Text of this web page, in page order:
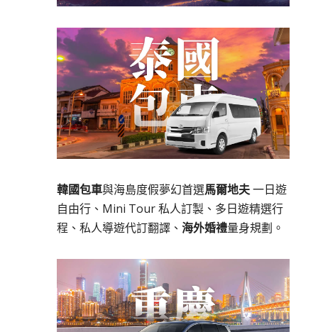
韓國包車與海島度假夢幻首選馬爾地夫一日遊
自由行、Mini Tour 私人訂製、多日遊精選行
程、私人導遊代訂翻譯、 海外婚禮量身規劃。